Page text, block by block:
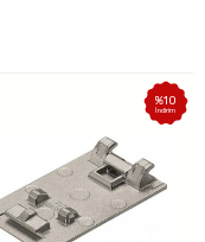
%10
İndirim